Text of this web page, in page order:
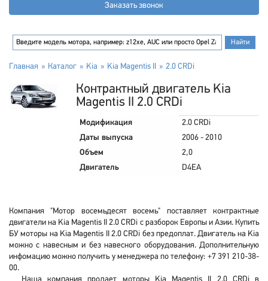
Заказать звонок
Главная Каталог Kia Kia Magentis II 2.0 CRDi
Контрактный двигатель Kia
Magentis II 2.0 CRDi
Модификация
2.0 CRDi
Даты выпуска
2006 - 2010
Объем
2,0
Двигатель
D4EA
Компания "Мотор восемьдесят восемь" поставляет контрактные
двигатели на Kia Magentis II 2.0 CRDi с разборок Европы и Азии. Купить
БУ моторы на Kia Magentis II 2.0 CRDi без предоплат. Двигатель на Kia
можно с навесным и без навесного оборудования. Дополнительную
инфомацию можно получить у менеджера по телефону: +7 391 210-38-
00.